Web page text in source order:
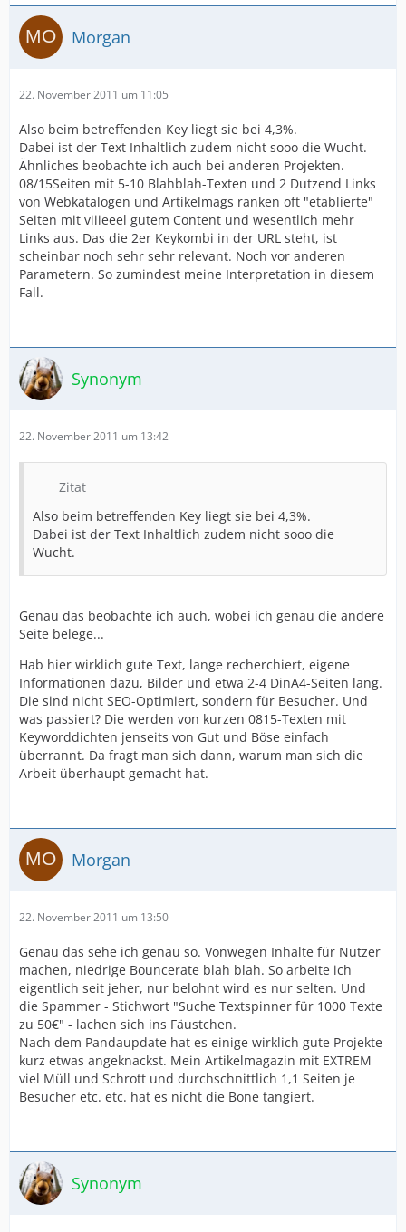
Morgan
22. November 2011 um 11:05
Also beim betreffenden Key liegt sie bei 4,3%.
Dabei ist der Text Inhaltlich zudem nicht sooo die Wucht.
Ähnliches beobachte ich auch bei anderen Projekten.
08/15Seiten mit 5-10 Blahblah-Texten und 2 Dutzend Links
von Webkatalogen und Artikelmags ranken oft "etablierte"
Seiten mit viiieeel gutem Content und wesentlich mehr
Links aus. Das die 2er Keykombi in der URL steht, ist
scheinbar noch sehr sehr relevant. Noch vor anderen
Parametern. So zumindest meine Interpretation in diesem
Fall.
Synonym
22. November 2011 um 13:42
Zitat
Also beim betreffenden Key liegt sie bei 4,3%.
Dabei ist der Text Inhaltlich zudem nicht sooo die
Wucht.
Genau das beobachte ich auch, wobei ich genau die andere
Seite belege...
Hab hier wirklich gute Text, lange recherchiert, eigene
Informationen dazu, Bilder und etwa 2-4 DinA4-Seiten lang.
Die sind nicht SEO-Optimiert, sondern für Besucher. Und
was passiert? Die werden von kurzen 0815-Texten mit
Keyworddichten jenseits von Gut und Böse einfach
überrannt. Da fragt man sich dann, warum man sich die
Arbeit überhaupt gemacht hat.
Morgan
22. November 2011 um 13:50
Genau das sehe ich genau so. Vonwegen Inhalte für Nutzer
machen, niedrige Bouncerate blah blah. So arbeite ich
eigentlich seit jeher, nur belohnt wird es nur selten. Und
die Spammer - Stichwort "Suche Textspinner für 1000 Texte
zu 50€" - lachen sich ins Fäustchen.
Nach dem Pandaupdate hat es einige wirklich gute Projekte
kurz etwas angeknackst. Mein Artikelmagazin mit EXTREM
viel Müll und Schrott und durchschnittlich 1,1 Seiten je
Besucher etc. etc. hat es nicht die Bone tangiert.
Synonym